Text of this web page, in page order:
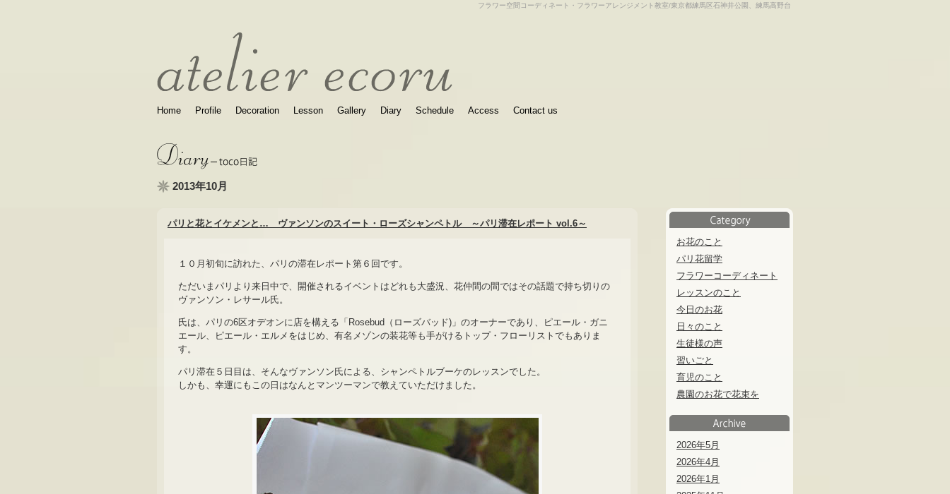
フラワー空間コーディネート・フラワーアレンジメント教室/東京都練馬区石神井公園、練馬高野台
Home Profile Decoration Lesson Gallery Diary Schedule Access Contact us
2013年10月
パリと花とイケメンと… ヴァンソンのスイート・ローズシャンペトル ～パリ滞在レポート vol.6～
１０月初旬に訪れた、パリの滞在レポート第６回です。
ただいまパリより来日中で、開催されるイベントはどれも大盛況、花仲間の間ではその話題で持ち切りの
ヴァンソン・レサール氏。
氏は、パリの6区オデオンに店を構える「Rosebud（ローズバッド)」のオーナーであり、ピエール・ガニ
エール、ピエール・エルメをはじめ、有名メゾンの装花等も手がけるトップ・フローリストでもありま
す。
パリ滞在５日目は、そんなヴァンソン氏による、シャンペトルブーケのレッスンでした。
しかも、幸運にもこの日はなんとマンツーマンで教えていただけました。
お花のこと
パリ花留学
フラワーコーディネート
レッスンのこと
今日のお花
日々のこと
生徒様の声
習いごと
育児のこと
農園のお花で花束を
2026年5月
2026年4月
2026年1月